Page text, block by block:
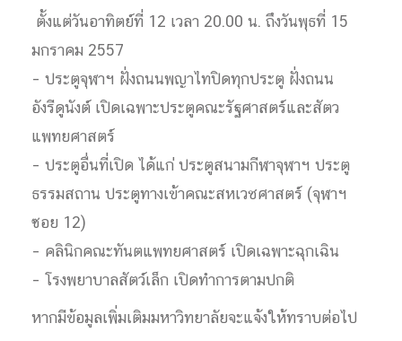
ตั้งแต่วันอาทิตย์ที่ 12 เวลา 20.00 น. ถึงวันพุธที่ 15
มกราคม 2557
– ประตูจุฬาฯ ฝั่งถนนพญาไทปิดทุกประตู ฝั่งถนน
อังรีดูนังต์ เปิดเฉพาะประตูคณะรัฐศาสตร์และสัตว
แพทยศาสตร์
– ประตูอื่นที่เปิด ได้แก่ ประตูสนามกีฬาจุฬาฯ ประตู
ธรรมสถาน ประตูทางเข้าคณะสหเวชศาสตร์ (จุฬาฯ
ซอย 12)
– คลินิกคณะทันตแพทยศาสตร์ เปิดเฉพาะฉุกเฉิน
– โรงพยาบาลสัตว์เล็ก เปิดทำการตามปกติ
หากมีข้อมูลเพิ่มเติมมหาวิทยาลัยจะแจ้งให้ทราบต่อไป